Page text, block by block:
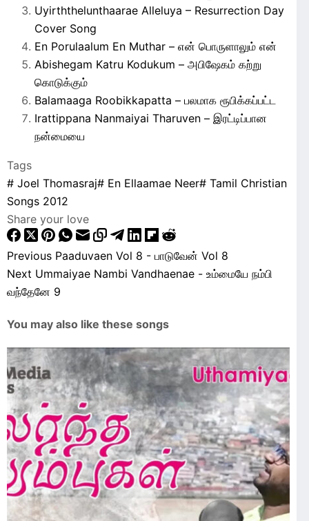
Uyirththelunthaarae Alleluya – Resurrection Day
Cover Song
En Porulaalum En Muthar – என் பொருளாலும் என்
Abishegam Katru Kodukum – அபிஷேகம் கற்று
கொடுக்கும்
Balamaaga Roobikkapatta – பலமாக ரூபிக்கப்பட்ட
Irattippana Nanmaiyai Tharuven – இரட்டிப்பான
நன்மையை
Tags
# Joel Thomasraj# En Ellaamae Neer# Tamil Christian
Songs 2012
Share your love
Previous Paaduvaen Vol 8 - பாடுவேன் Vol 8
Next Ummaiyae Nambi Vandhaenae - உம்மையே நம்பி
வந்தேனே 9
You may also like these songs